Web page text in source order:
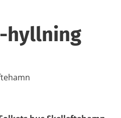
hyllning